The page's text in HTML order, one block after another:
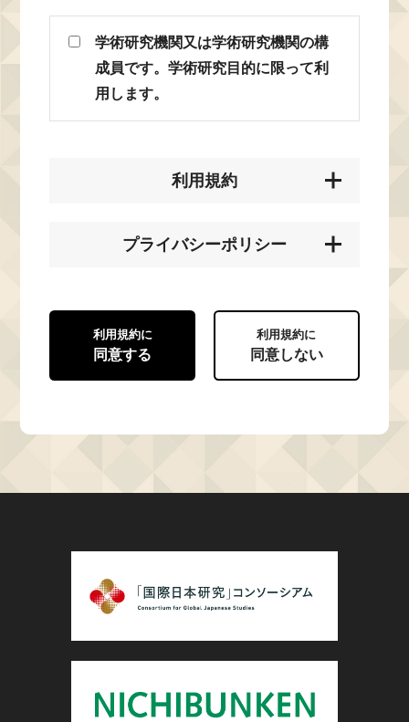
学術研究機関又は学術研究機関の構
成員です。学術研究目的に限って利
用します。
利用規約
プライバシーポリシー
利用規約に
同意する
利用規約に
同意しない